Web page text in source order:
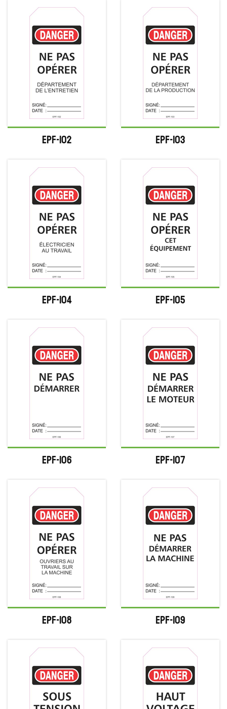
EPF-102 EPF-103
EPF-104 EPF-105
EPF-106 EPF-107
EPF-108 EPF-109